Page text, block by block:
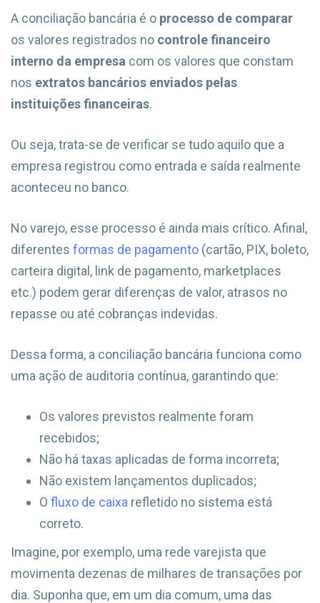
A conciliação bancária é o processo de comparar
os valores registrados no controle financeiro
interno da empresa com os valores que constam
nos extratos bancários enviados pelas
instituições financeiras.
Ou seja, trata-se de verificar se tudo aquilo que a
empresa registrou como entrada e saída realmente
aconteceu no banco.
No varejo, esse processo é ainda mais crítico. Afinal,
diferentes formas de pagamento (cartão, PIX, boleto,
carteira digital, link de pagamento, marketplaces
etc.) podem gerar diferenças de valor, atrasos no
repasse ou até cobranças indevidas.
Dessa forma, a conciliação bancária funciona como
uma ação de auditoria contínua, garantindo que:
Os valores previstos realmente foram
recebidos;
Não há taxas aplicadas de forma incorreta;
Não existem lançamentos duplicados;
O fluxo de caixa refletido no sistema está
correto.
Imagine, por exemplo, uma rede varejista que
movimenta dezenas de milhares de transações por
dia. Suponha que, em um dia comum, uma das